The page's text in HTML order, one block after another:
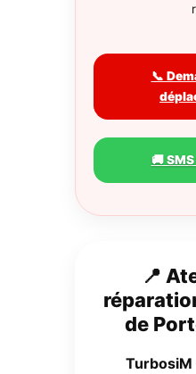
📞
🚚
📍
de
TurbosiM